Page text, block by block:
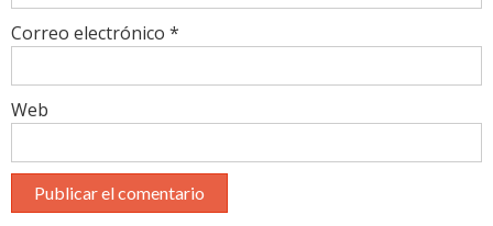
Correo electrónico *
Web